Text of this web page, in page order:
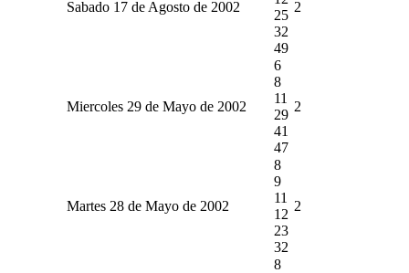
Sabado 17 de Agosto de 2002
25
32
49
2
Miercoles 29 de Mayo de 2002
6
8
11
29
41
47
2
Martes 28 de Mayo de 2002
8
9
11
12
23
32
2
8